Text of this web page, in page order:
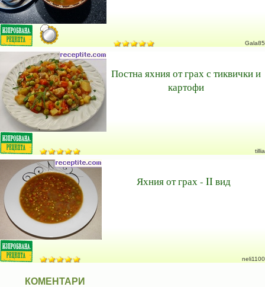
Gala85
Постна яхния от грах с тиквички и
картофи
tillia
Яхния от грах - II вид
neli1100
КОМЕНТАРИ